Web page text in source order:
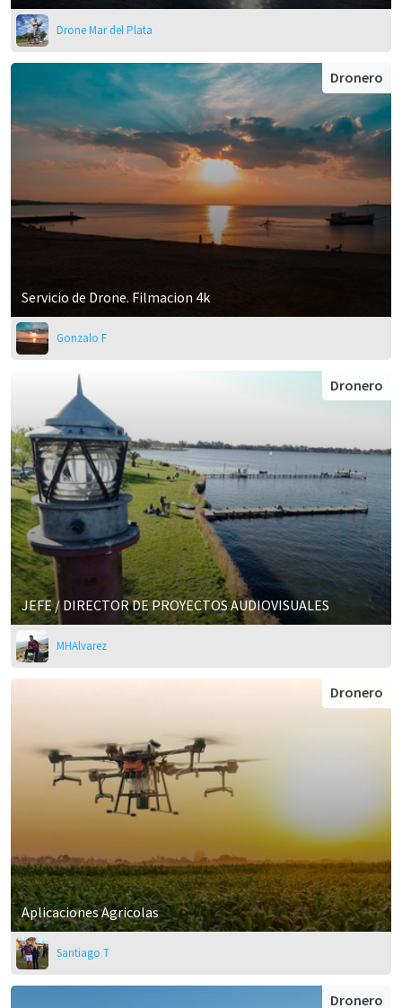
Drone Mar del Plata
Servicio de Drone. Filmacion 4k
Dronero
Gonzalo F
JEFE / DIRECTOR DE PROYECTOS AUDIOVISUALES
Dronero
MHAlvarez
Aplicaciones Agricolas
Dronero
Santiago T
Dronero